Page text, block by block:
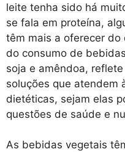
leite tenha sido há
se fala em proteína,
têm mais a oferecer do
do consumo de
soja e amêndoa,
soluções que atendem
dietéticas, sejam elas
questões de saúde e
As bebidas vegetais